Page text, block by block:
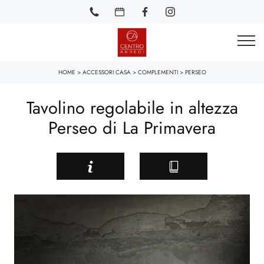
HOME > ACCESSORI CASA> COMPLEMENTI > PERSEO
Tavolino regolabile in altezza
Perseo di La Primavera